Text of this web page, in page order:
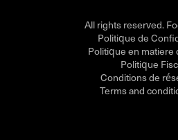
All rights reserved.
Politique de
Politique en matiere
Politique
Conditions de
Terms and